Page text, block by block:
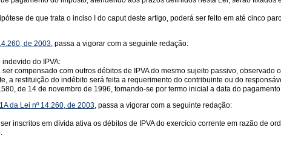
de que trata o inciso I do caput deste artigo, poderá ser feito em até cinco
de 2003, passa a vigorar com a seguinte redação:
do IPVA:
compensado com outros débitos de IPVA do mesmo sujeito passivo, observado
a restituição do indébito será feita a requerimento do contribuinte ou do
de 14 de novembro de 1996, tomando-se por termo inicial a data do
da Lei nº 14.260, de 2003, passa a vigorar com a seguinte redação:
inscritos em dívida ativa os débitos de IPVA do exercício corrente em razão